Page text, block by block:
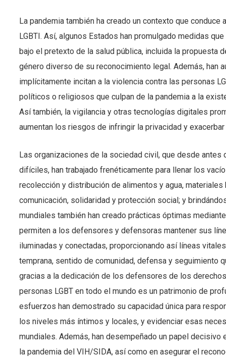
La pandemia también ha creado un contexto que
LGBTI. Así, algunos Estados han promulgado medidas
bajo el pretexto de la salud pública, incluida la propuesta
género diverso de su reconocimiento legal. Además, han
implícitamente incitan a la violencia contra las personas
políticos o religiosos que culpan de la pandemia a la
Así también, la vigilancia y otras tecnologías digitales
aumentan los riesgos de infringir la privacidad y
Las organizaciones de la sociedad civil, que desde antes
difíciles, han trabajado frenéticamente para llenar los
recolección y distribución de alimentos y agua,
comunicación, solidaridad y protección social; y
mundiales también han creado prácticas óptimas
permiten a los defensores y defensoras mantener sus
iluminadas y conectadas, proporcionando así líneas
temprana, sentido de comunidad, defensa y seguimiento
gracias a la dedicación de los defensores de los
personas LGBT en todo el mundo es un patrimonio de
esfuerzos han demostrado su capacidad única para
los niveles más íntimos y locales, y evidenciar esas
mundiales. Además, han desempeñado un papel
la pandemia del VIH/SIDA, así como en asegurar el